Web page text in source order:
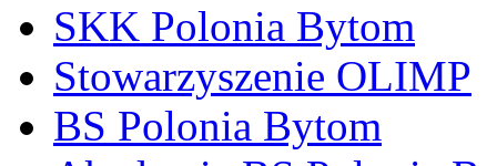
SKK Polonia Bytom
Stowarzyszenie OLIMP
BS Polonia Bytom